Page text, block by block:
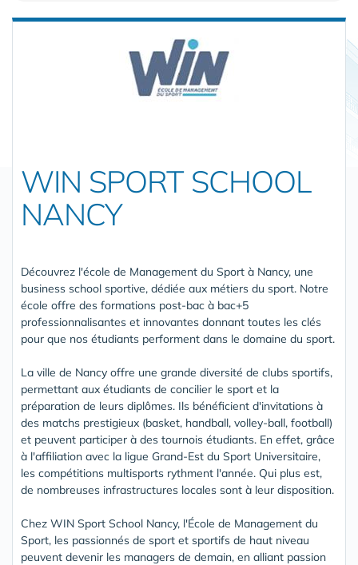
WIN SPORT SCHOOL
NANCY
Découvrez l'école de Management du Sport à Nancy, une
business school sportive, dédiée aux métiers du sport. Notre
école offre des formations post-bac à bac+5
professionnalisantes et innovantes donnant toutes les clés
pour que nos étudiants performent dans le domaine du sport.
La ville de Nancy offre une grande diversité de clubs sportifs,
permettant aux étudiants de concilier le sport et la
préparation de leurs diplômes. Ils bénéficient d'invitations à
des matchs prestigieux (basket, handball, volley-ball, football)
et peuvent participer à des tournois étudiants. En effet, grâce
à l'affiliation avec la ligue Grand-Est du Sport Universitaire,
les compétitions multisports rythment l'année. Qui plus est,
de nombreuses infrastructures locales sont à leur disposition.
Chez WIN Sport School Nancy, l'École de Management du
Sport, les passionnés de sport et sportifs de haut niveau
peuvent devenir les managers de demain, en alliant passion